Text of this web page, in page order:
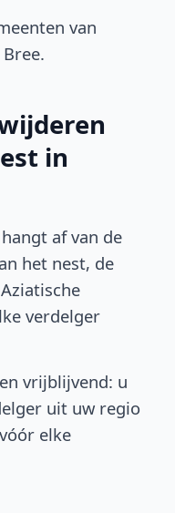
van
in
af van de
het nest, de
verdelger
vrijblijvend: u
uit uw regio
elke